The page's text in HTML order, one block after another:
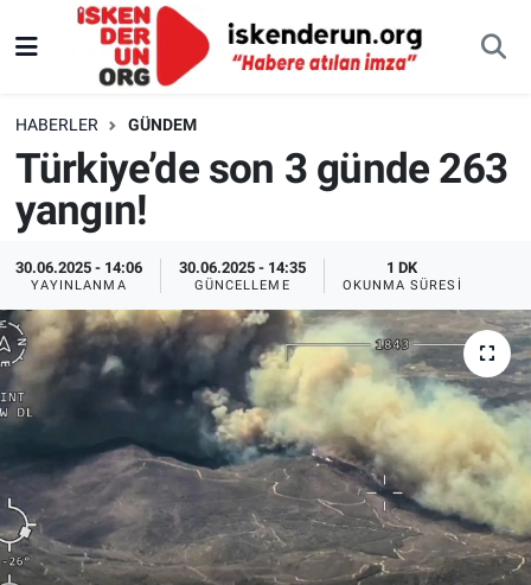
HABERLER GÜNDEM
Türkiye’de son 3 günde 263
yangın!
30.06.2025 - 14:06
YAYINLANMA
30.06.2025 - 14:35
GÜNCELLEME
1 DK
OKUNMA SÜRESI